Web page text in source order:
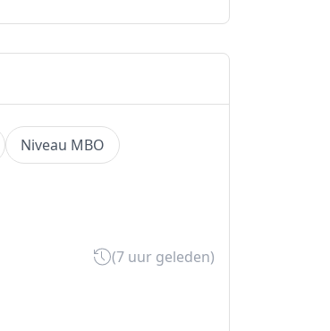
Niveau MBO
(7 uur geleden)